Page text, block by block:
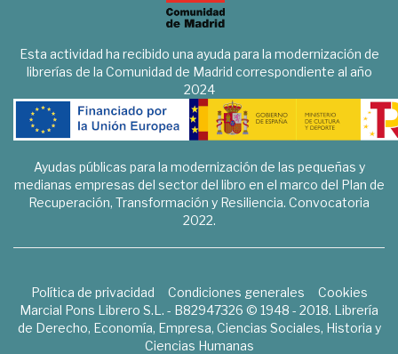
Esta actividad ha recibido una ayuda para la modernización de
librerías de la Comunidad de Madrid correspondiente al año
2024
Ayudas públicas para la modernización de las pequeñas y
medianas empresas del sector del libro en el marco del Plan de
Recuperación, Transformación y Resiliencia. Convocatoria
2022.
Política de privacidad Condiciones generales
Cookies
Marcial Pons Librero S.L. - B82947326 © 1948 - 2018. Librería
de Derecho, Economía, Empresa, Ciencias Sociales, Historia y
Ciencias Humanas